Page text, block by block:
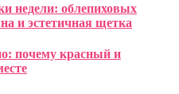
недели: облепиховых
и эстетичная щетка
почему красный и